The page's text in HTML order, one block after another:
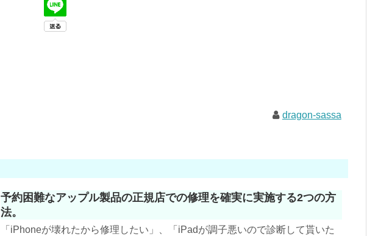
dragon-sassa
予約困難なアップル製品の正規店での修理を確実に実施する2つの方
法。
「iPhoneが壊れたから修理したい」、「iPadが調子悪いので診断して貰いた